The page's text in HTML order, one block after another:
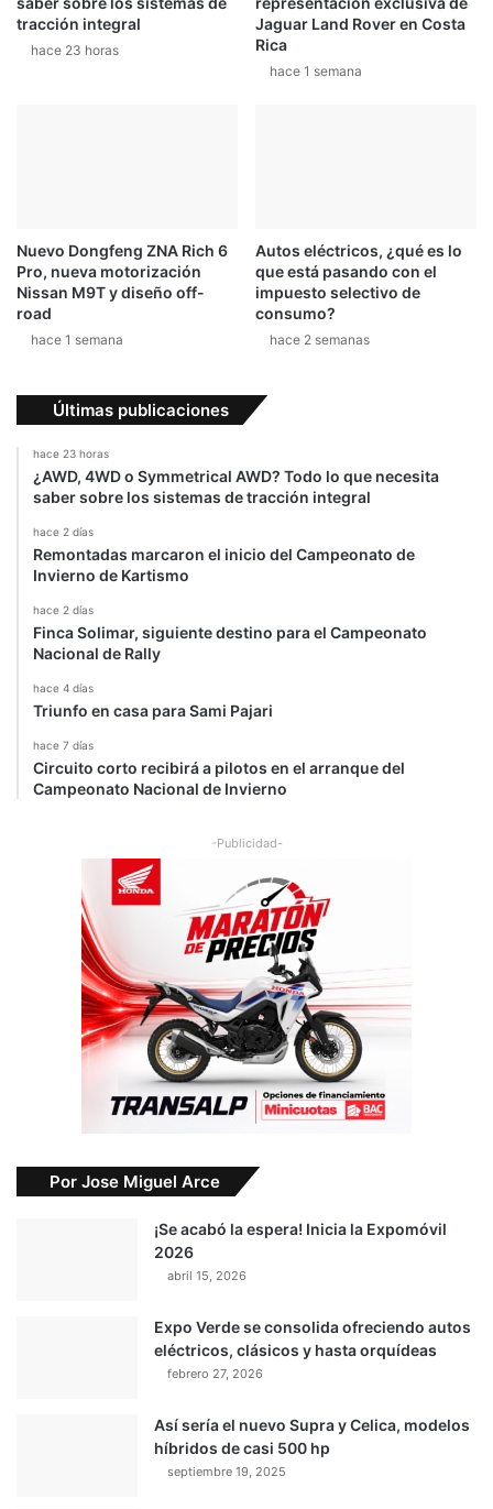
tracción integral
hace 23 horas
Jaguar Land Rover en Costa
Rica
hace 1 semana
Nuevo Dongfeng ZNA Rich 6
Pro, nueva motorización
Nissan M9T y diseño off-
road
hace 1 semana
Autos eléctricos, ¿qué es lo
que está pasando con el
impuesto selectivo de
consumo?
hace 2 semanas
Últimas publicaciones
hace 23 horas
¿AWD, 4WD o Symmetrical AWD? Todo lo que necesita
saber sobre los sistemas de tracción integral
hace 2 días
Remontadas marcaron el inicio del Campeonato de
Invierno de Kartismo
hace 2 días
Finca Solimar, siguiente destino para el Campeonato
Nacional de Rally
hace 4 días
Triunfo en casa para Sami Pajari
hace 7 días
Circuito corto recibirá a pilotos en el arranque del
Campeonato Nacional de Invierno
-Publicidad-
Por Jose Miguel Arce
¡Se acabó la espera! Inicia la Expomóvil
2026
abril 15, 2026
Expo Verde se consolida ofreciendo autos
eléctricos, clásicos y hasta orquídeas
febrero 27, 2026
Así sería el nuevo Supra y Celica, modelos
híbridos de casi 500 hp
septiembre 19, 2025